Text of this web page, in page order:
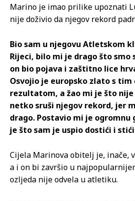
Marino je imao prilike upoznati
nije doživio da njegov rekord
Bio sam u njegovu Atletskom
Rijeci, bilo mi je drago što smo
on bio pojava i zaštitno lice
Osvojio je europsko zlato s tim
rezultatom, a žao mi je što
netko sruši njegov rekord, jer
drago. Postavio mi je ogromnu
je što sam je uspio dostići i
Cijela Marinova obitelj je, inače,
a i on bi završio u
ozljeda nije odvela u atletiku.